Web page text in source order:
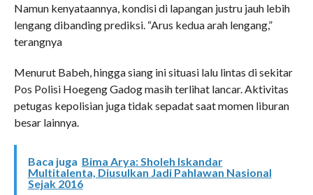
Namun kenyataannya, kondisi di lapangan justru jauh lebih
lengang dibanding prediksi. “Arus kedua arah lengang,”
terangnya
Menurut Babeh, hingga siang ini situasi lalu lintas di sekitar
Pos Polisi Hoegeng Gadog masih terlihat lancar. Aktivitas
petugas kepolisian juga tidak sepadat saat momen liburan
besar lainnya.
Baca juga Bima Arya: Sholeh Iskandar
Multitalenta, Diusulkan Jadi Pahlawan Nasional
Sejak 2016